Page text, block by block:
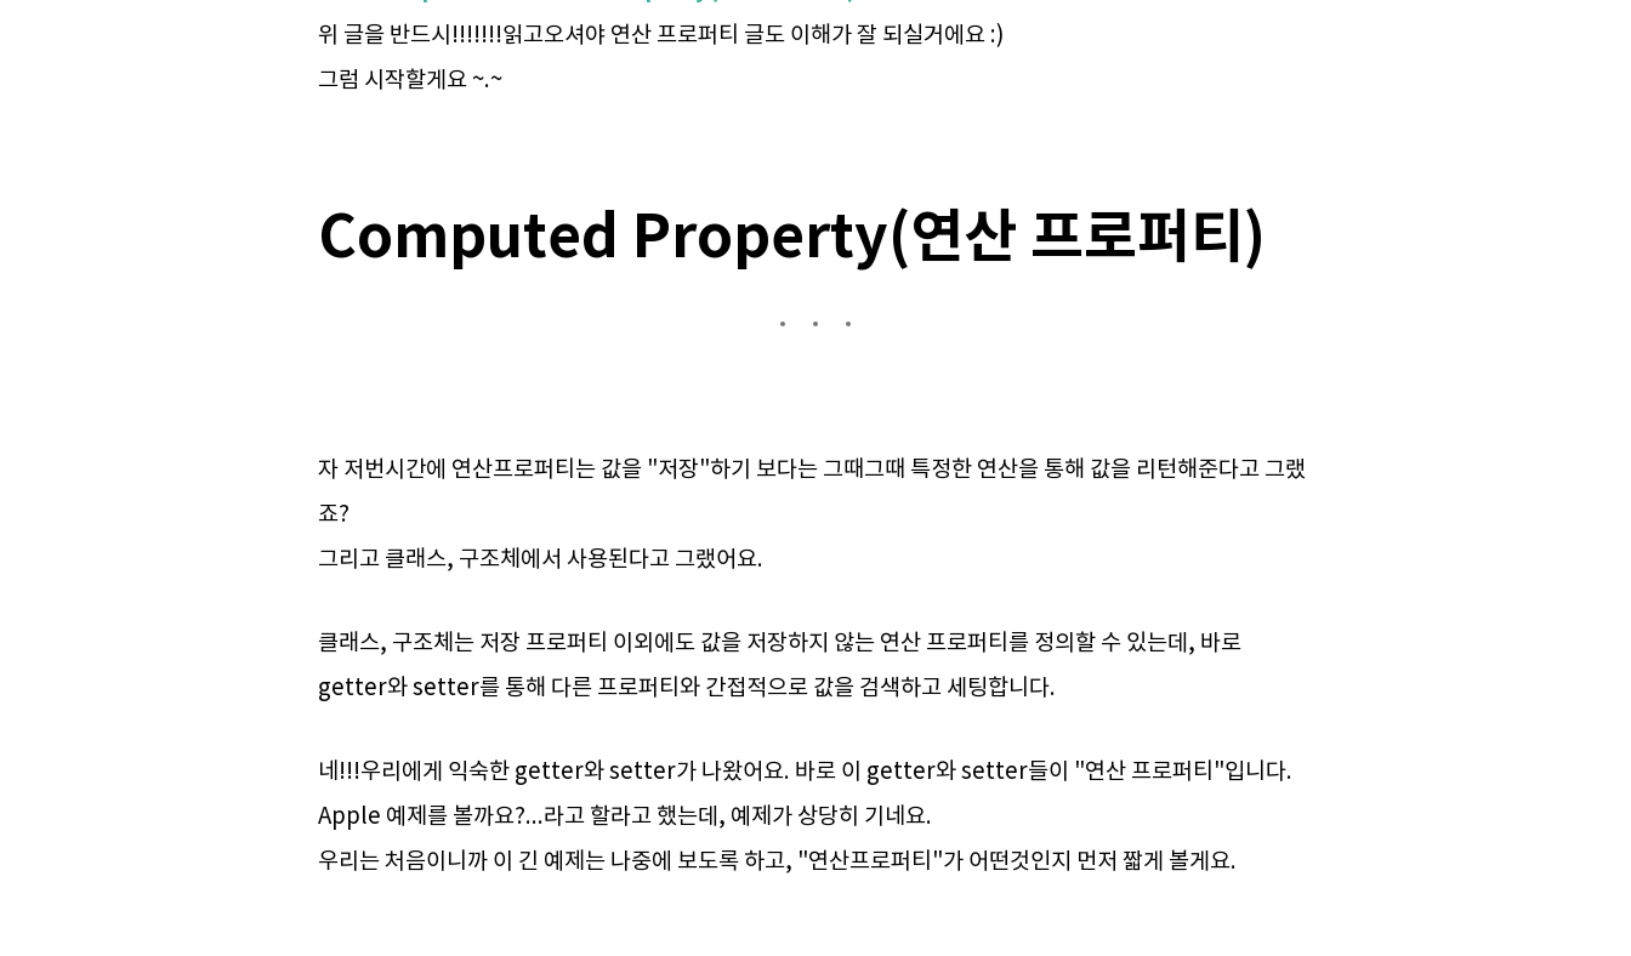
위 글을 반드시!!!!!!!읽고오셔야 연산 프로퍼티 글도 이해가 잘 되실거에요 :)
그럼 시작할게요 ~.~
Computed Property(연산 프로퍼티)
자 저번시간에 연산프로퍼티는 값을 "저장"하기 보다는 그때그때 특정한 연산을 통해 값을 리턴해준다고 그랬
죠?
그리고 클래스, 구조체에서 사용된다고 그랬어요.
클래스, 구조체는 저장 프로퍼티 이외에도 값을 저장하지 않는 연산 프로퍼티를 정의할 수 있는데, 바로
getter와 setter를 통해 다른 프로퍼티와 간접적으로 값을 검색하고 세팅합니다.
네!!!우리에게 익숙한 getter와 setter가 나왔어요. 바로 이 getter와 setter들이 "연산 프로퍼티"입니다.
Apple 예제를 볼까요?...라고 할라고 했는데, 예제가 상당히 기네요.
우리는 처음이니까 이 긴 예제는 나중에 보도록 하고, "연산프로퍼티"가 어떤것인지 먼저 짧게 볼게요.